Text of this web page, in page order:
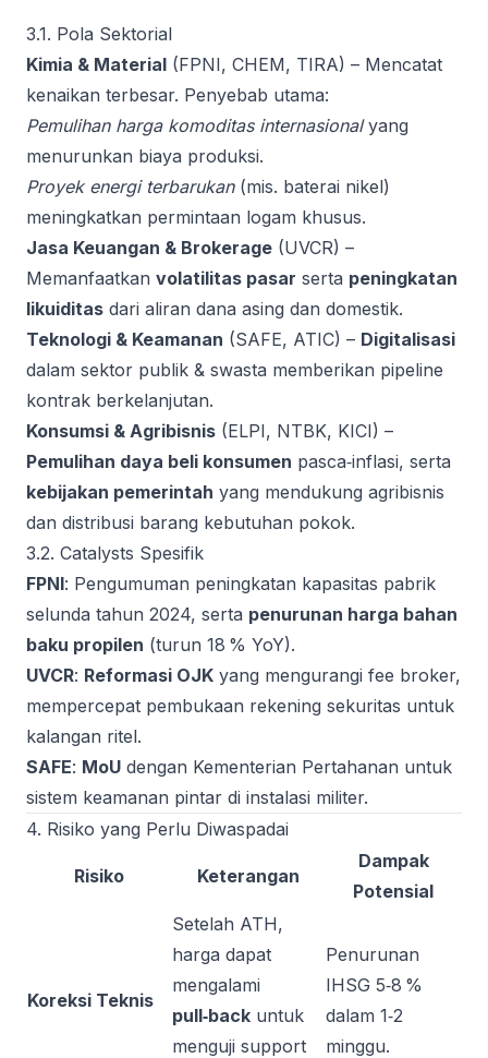
3.1. Pola Sektorial
Kimia & Material (FPNI, CHEM, TIRA) – Mencatat
kenaikan terbesar. Penyebab utama:
Pemulihan harga komoditas internasionalyang
menurunkan biaya produksi.
Proyek energi terbarukan(mis. baterai nikel)
meningkatkan permintaan logam khusus.
Jasa Keuangan & Brokerage (UVCR) –
Memanfaatkan volatilitas pasar serta peningkatan
likuiditas dari aliran dana asing dan domestik.
Teknologi & Keamanan (SAFE, ATIC) – Digitalisasi
dalam sektor publik & swasta memberikan pipeline
kontrak berkelanjutan.
Konsumsi & Agribisnis (ELPI, NTBK, KICI) –
Pemulihan daya beli konsumen pasca‑inflasi, serta
kebijakan pemerintah yang mendukung agribisnis
dan distribusi barang kebutuhan pokok.
3.2. Catalysts Spesifik
FPNI: Pengumuman peningkatan kapasitas pabrik
selunda tahun 2024, serta penurunan harga bahan
baku propilen (turun 18 % YoY).
UVCR: Reformasi OJK yang mengurangi fee broker,
mempercepat pembukaan rekening sekuritas untuk
kalangan ritel.
SAFE: MoU dengan Kementerian Pertahanan untuk
sistem keamanan pintar di instalasi militer.
4. Risiko yang Perlu Diwaspadai
Risiko Keterangan
Dampak
Potensial
Koreksi Teknis
Setelah ATH,
harga dapat
mengalami
pull‑back untuk
menguji support
Penurunan
IHSG 5‑8 %
dalam 1‑2
minggu.